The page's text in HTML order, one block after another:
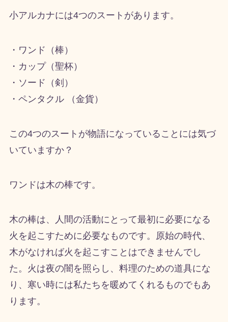
小アルカナには4つのスートがあります。
・ワンド（棒）
・カップ（聖杯）
・ソード（剣）
・ペンタクル （金貨）
この4つのスートが物語になっていることには気づ
いていますか？
ワンドは木の棒です。
木の棒は、人間の活動にとって最初に必要になる
火を起こすために必要なものです。原始の時代、
木がなければ火を起こすことはできませんでし
た。火は夜の闇を照らし、料理のための道具にな
り、寒い時には私たちを暖めてくれるものでもあ
ります。